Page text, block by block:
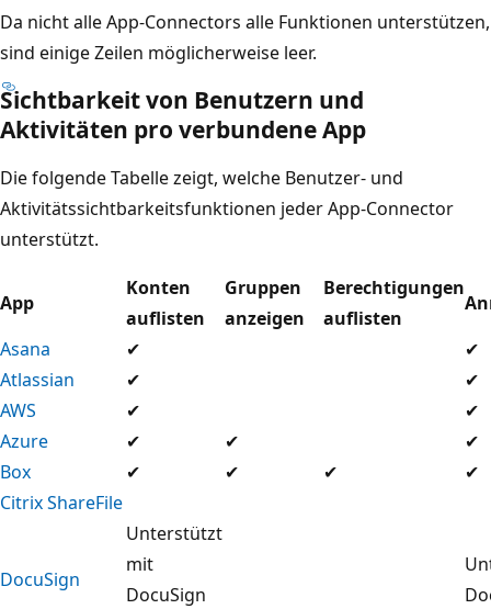
Da nicht alle App-Connectors alle Funktionen unterstützen,
sind einige Zeilen möglicherweise leer.
Sichtbarkeit von Benutzern und
Aktivitäten pro verbundene App
Die folgende Tabelle zeigt, welche Benutzer- und
Aktivitätssichtbarkeitsfunktionen jeder App-Connector
unterstützt.
App
Konten
auflisten
Gruppen
anzeigen
Berechtigungen
auflisten
Asana
✔
✔
Atlassian
✔
✔
AWS
✔
✔
Azure
✔ ✔
✔
Box
✔ ✔ ✔
✔
Citrix ShareFile
DocuSign
Unterstützt
mit
DocuSign